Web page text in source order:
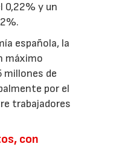
0,22% y un
española, la
máximo
millones de
por el
trabajadores
con